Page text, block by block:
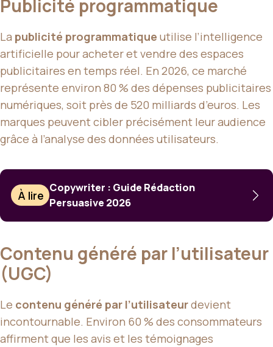
Publicité programmatique
La publicité programmatique utilise l’intelligence
artificielle pour acheter et vendre des espaces
publicitaires en temps réel. En 2026, ce marché
représente environ 80 % des dépenses publicitaires
numériques, soit près de 520 milliards d’euros. Les
marques peuvent cibler précisément leur audience
grâce à l’analyse des données utilisateurs.
À lire
Copywriter : Guide Rédaction
Persuasive 2026
Contenu généré par l’utilisateur
(UGC)
Le contenu généré par l’utilisateurdevient
incontournable. Environ 60 % des consommateurs
affirment que les avis et les témoignages